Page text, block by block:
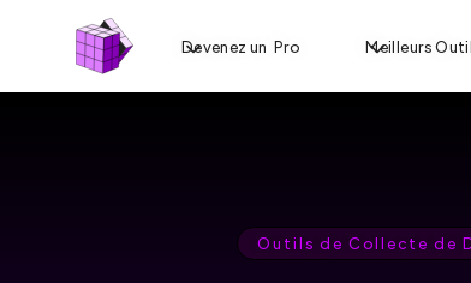
Devenez un Pro Meilleurs
Outils de Collecte de